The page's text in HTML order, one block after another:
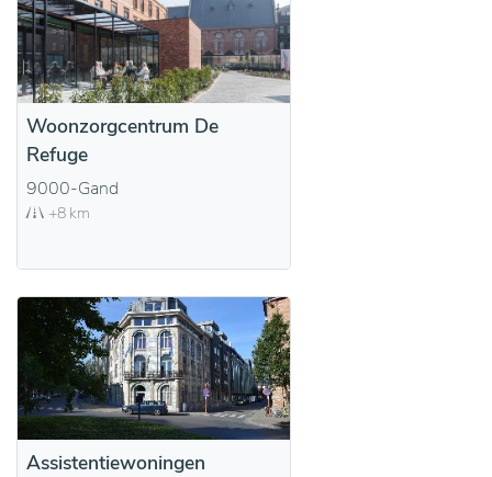
Woonzorgcentrum De
Refuge
9000-Gand
+8 km
Assistentiewoningen